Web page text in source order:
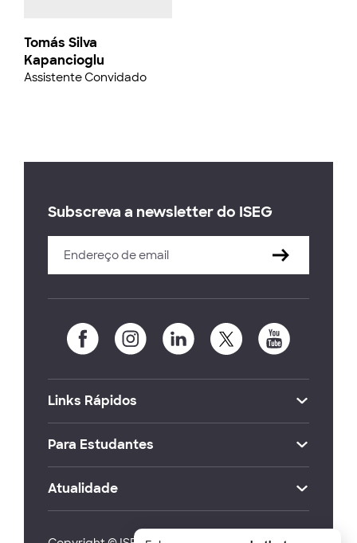
Tomás Silva
Kapancioglu
Assistente Convidado
Subscreva a newsletter do ISEG
Links Rápidos
Para Estudantes
Atualidade